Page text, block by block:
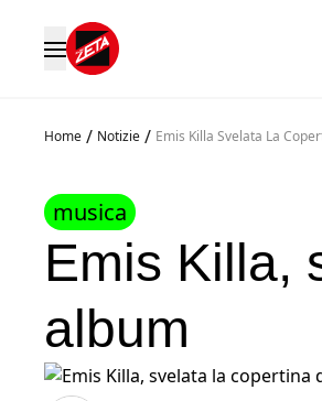
Home / Notizie / Emis Killa Svelata La
musica
Emis Killa,
album